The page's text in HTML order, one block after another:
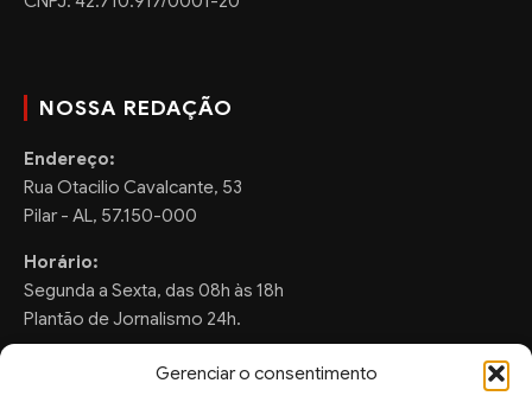
Gerenciar o consentimento
NOSSA REDAÇÃO
Endereço:
Rua Otacilio Cavalcante, 53
Pilar - AL, 57.150-000
Horário:
Segunda a Sexta, das 08h às 18h
Plantão de Jornalismo 24h.